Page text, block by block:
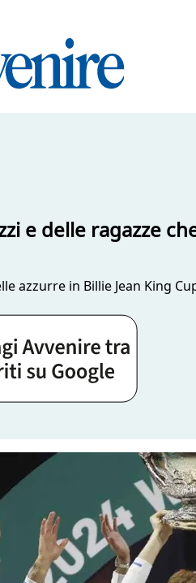
e delle ragazze
azzurre in Billie Jean King